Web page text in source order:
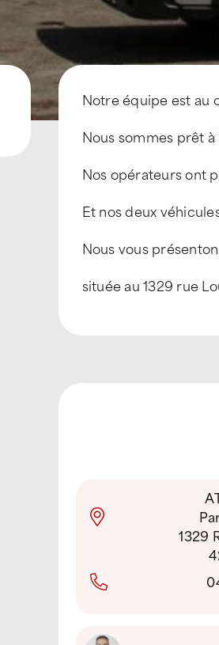
Notre équipe est au
Nous sommes prêt
Nos opérateurs ont
Et nos deux
Nous vous
située au 1329 rue
1329